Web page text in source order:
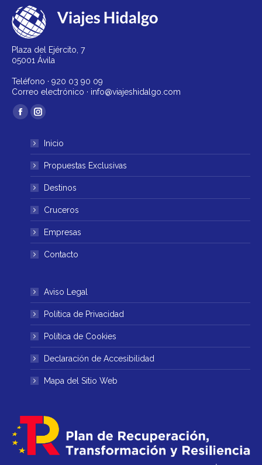
Plaza del Ejército, 7
05001 Ávila
Teléfono · 920 03 90 09
Correo electrónico · info@viajeshidalgo.com
Encuéntranos en:
Facebook
abre
una
ventana
Instagram
se
abre
en
una
ventana
Inicio
Propuestas Exclusivas
Destinos
Cruceros
Empresas
Contacto
Aviso Legal
Política de Privacidad
Política de Cookies
Declaración de Accesibilidad
Mapa del Sitio Web